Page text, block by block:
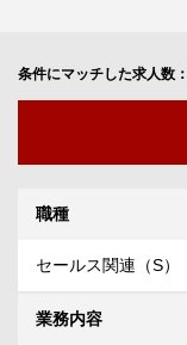
条件にマッチした求人数：
職種
セールス関連（S）
業務内容